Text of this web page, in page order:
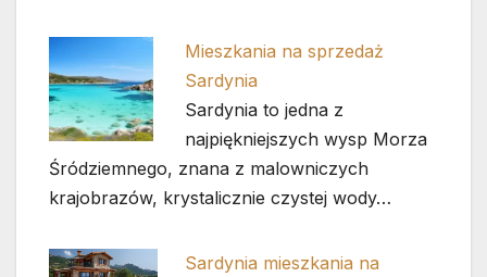
Mieszkania na sprzedaż
Sardynia
Sardynia to jedna z
najpiękniejszych wysp Morza
Śródziemnego, znana z malowniczych
krajobrazów, krystalicznie czystej wody…
Sardynia mieszkania na